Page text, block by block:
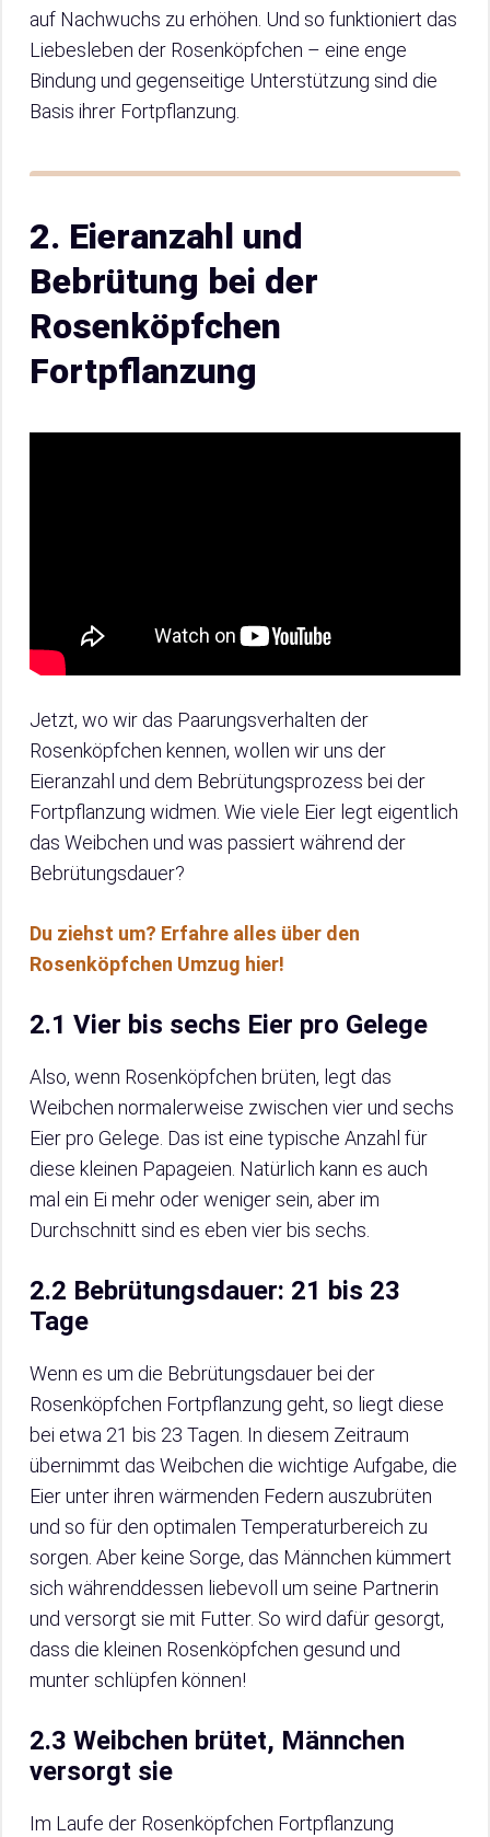
auf Nachwuchs zu erhöhen. Und so funktioniert das
Liebesleben der Rosenköpfchen – eine enge
Bindung und gegenseitige Unterstützung sind die
Basis ihrer Fortpflanzung.
2. Eieranzahl und
Bebrütung bei der
Rosenköpfchen
Fortpflanzung
Jetzt, wo wir das Paarungsverhalten der
Rosenköpfchen kennen, wollen wir uns der
Eieranzahl und dem Bebrütungsprozess bei der
Fortpflanzung widmen. Wie viele Eier legt eigentlich
das Weibchen und was passiert während der
Bebrütungsdauer?
Du ziehst um? Erfahre alles über den
Rosenköpfchen Umzug hier!
2.1 Vier bis sechs Eier pro Gelege
Also, wenn Rosenköpfchen brüten, legt das
Weibchen normalerweise zwischen vier und sechs
Eier pro Gelege. Das ist eine typische Anzahl für
diese kleinen Papageien. Natürlich kann es auch
mal ein Ei mehr oder weniger sein, aber im
Durchschnitt sind es eben vier bis sechs.
2.2 Bebrütungsdauer: 21 bis 23
Tage
Wenn es um die Bebrütungsdauer bei der
Rosenköpfchen Fortpflanzung geht, so liegt diese
bei etwa 21 bis 23 Tagen. In diesem Zeitraum
übernimmt das Weibchen die wichtige Aufgabe, die
Eier unter ihren wärmenden Federn auszubrüten
und so für den optimalen Temperaturbereich zu
sorgen. Aber keine Sorge, das Männchen kümmert
sich währenddessen liebevoll um seine Partnerin
und versorgt sie mit Futter. So wird dafür gesorgt,
dass die kleinen Rosenköpfchen gesund und
munter schlüpfen können!
2.3 Weibchen brütet, Männchen
versorgt sie
Im Laufe der Rosenköpfchen Fortpflanzung